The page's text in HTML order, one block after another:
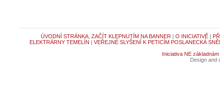
ÚVODNÍ STRÁNKA, ZAČÍT KLEPNUTÍM NA BANNER | O INICIATIVĚ|
ELEKTRÁRNY TEMELÍN | VEŘEJNÉ SLYŠENÍ K PETICÍM POSLANECKÁ
Iniciativa NE základnám
Design and